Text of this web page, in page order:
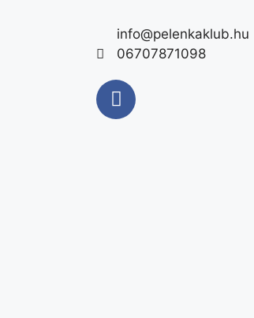
info@pelenkaklub.hu
06707871098